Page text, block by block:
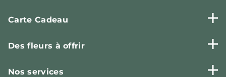
Carte Cadeau
Des fleurs à offrir
Nos services